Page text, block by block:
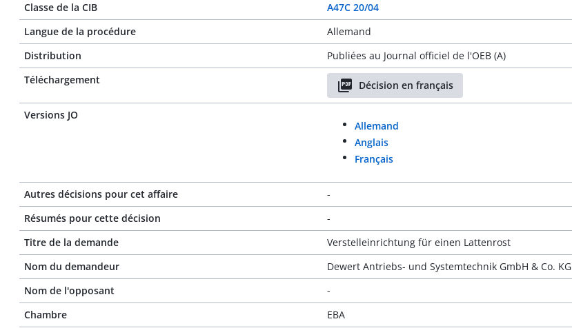
Classe de la CIB
A47C 20/04
Langue de la procédure
Allemand
Distribution
Publiées au Journal officiel de l'OEB (A)
Téléchargement
Décision en français
Versions JO
Allemand
Anglais
Français
Autres décisions pour cet affaire
-
Résumés pour cette décision
-
Titre de la demande
Verstelleinrichtung für einen Lattenrost
Nom du demandeur
Dewert Antriebs- und Systemtechnik GmbH & Co. KG
Nom de l'opposant
-
Chambre
EBA